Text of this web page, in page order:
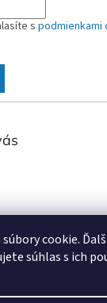
cookie.
súhlas s ich
s podmienkami